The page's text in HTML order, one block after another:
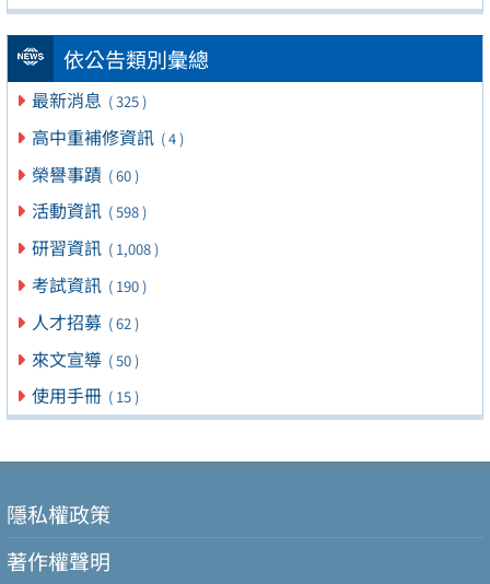
依公告類別彙總
最新消息 ( 325 )
高中重補修資訊 ( 4 )
榮譽事蹟 ( 60 )
活動資訊 ( 598 )
研習資訊 ( 1,008 )
考試資訊 ( 190 )
人才招募 ( 62 )
來文宣導 ( 50 )
使用手冊 ( 15 )
隱私權政策
著作權聲明